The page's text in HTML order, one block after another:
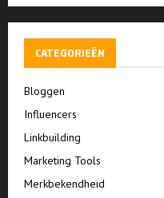
CATEGORIEËN
Bloggen
Influencers
Linkbuilding
Marketing Tools
Merkbekendheid